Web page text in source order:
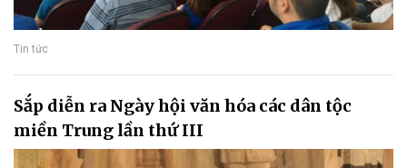
Tin tức
Sắp diễn ra Ngày hội văn hóa các dân tộc
miền Trung lần thứ III